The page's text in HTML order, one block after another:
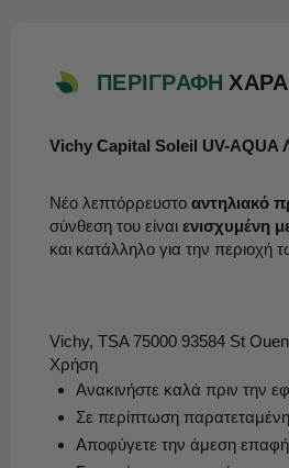
ΠΕΡΙΓΡΑΦΗ
Vichy Capital Soleil UV-AQUA
Νέο λεπτόρρευστο αντηλιακό
σύνθεση του είναι ενισχυμένη
και κατάλληλο για την περιοχή
Vichy, TSA 75000 93584 St
Χρήση
Ανακινήστε καλά πριν την
Σε περίπτωση
Αποφύγετε την άμεση επαφή